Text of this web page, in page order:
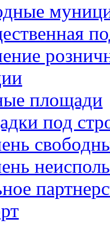
площади
под